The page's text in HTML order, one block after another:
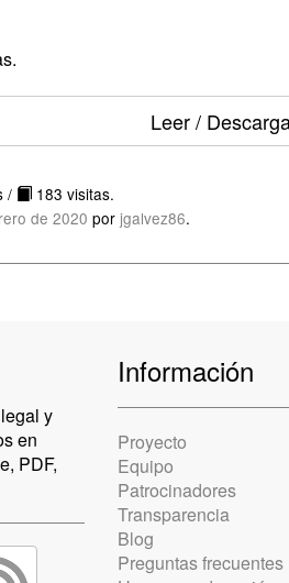
Leer /
/
183 visitas.
de 2020 por jgalvez86.
y
en
PDF,
Información
Proyecto
Equipo
Patrocinadores
Transparencia
Blog
Preguntas frecuentes